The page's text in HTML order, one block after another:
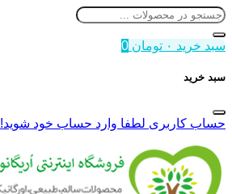
سبد خرید ۰ تومان 0
سبد خرید
حساب کاربری لطفا وارد حساب خود شوید!